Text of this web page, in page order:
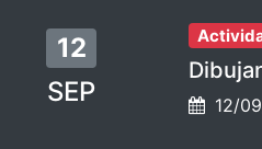
12
SEP
12/